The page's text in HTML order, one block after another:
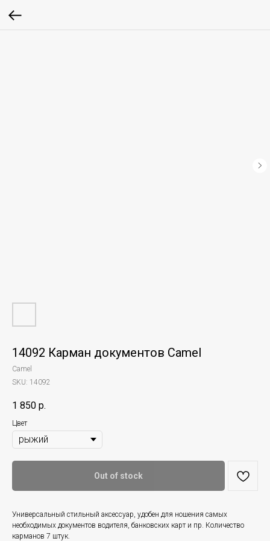
14092 Карман документов Camel
Camel
SKU: 14092
1 850 р.
Цвет
Out of stock
Универсальный стильный аксессуар, удобен для ношения самых
необходимых документов водителя, банковских карт и пр. Количество
карманов 7 штук.